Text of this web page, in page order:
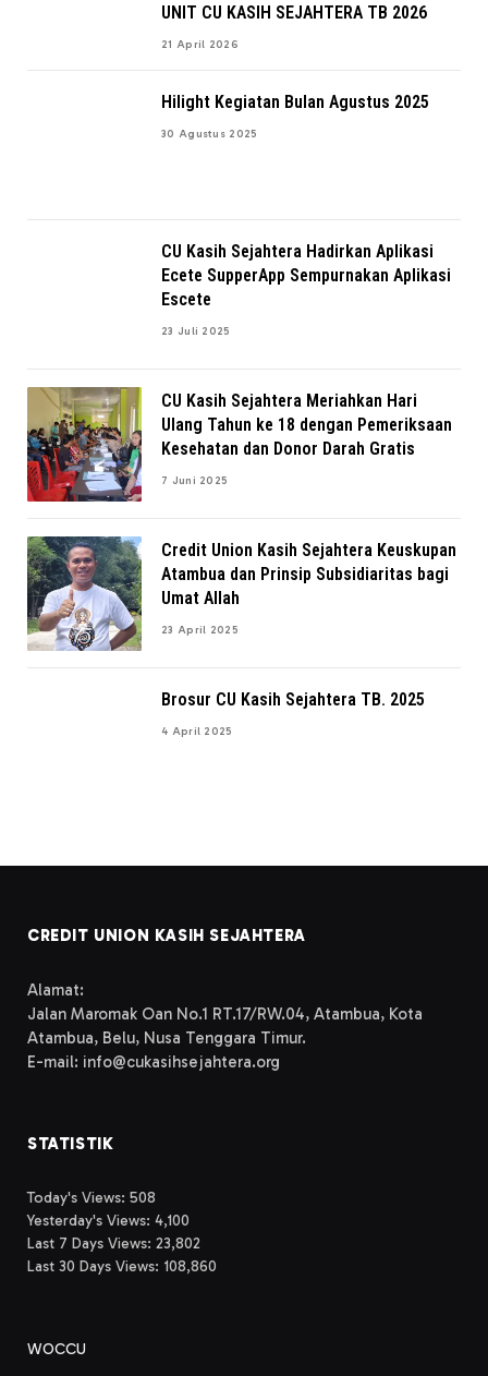
UNIT CU KASIH SEJAHTERA TB 2026
21 April 2026
Hilight Kegiatan Bulan Agustus 2025
30 Agustus 2025
CU Kasih Sejahtera Hadirkan Aplikasi
Ecete SupperApp Sempurnakan Aplikasi
Escete
23 Juli 2025
CU Kasih Sejahtera Meriahkan Hari
Ulang Tahun ke 18 dengan Pemeriksaan
Kesehatan dan Donor Darah Gratis
7 Juni 2025
Credit Union Kasih Sejahtera Keuskupan
Atambua dan Prinsip Subsidiaritas bagi
Umat Allah
23 April 2025
Brosur CU Kasih Sejahtera TB. 2025
4 April 2025
CREDIT UNION KASIH SEJAHTERA
Alamat:
Jalan Maromak Oan No.1 RT.17/RW.04, Atambua, Kota
Atambua, Belu, Nusa Tenggara Timur.
E-mail: info@cukasihsejahtera.org
STATISTIK
Today's Views: 508
Yesterday's Views: 4,100
Last 7 Days Views: 23,802
Last 30 Days Views: 108,860
WOCCU